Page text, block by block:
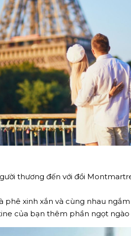
thương đến với đồi
xinh xắn và cùng nhau
của bạn thêm phần ngọt ngào